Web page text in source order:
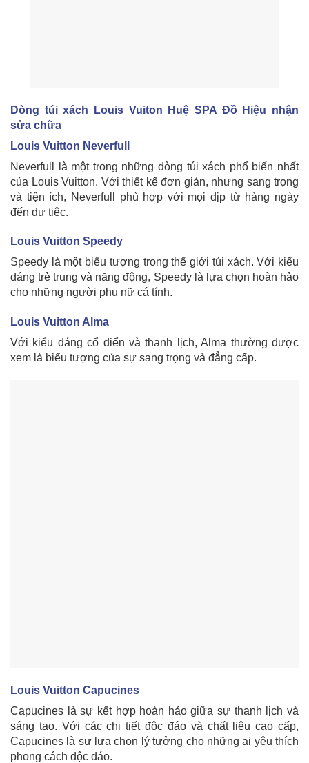
Dòng túi xách Louis Vuiton Huệ SPA Đồ Hiệu nhận
sửa chữa
Louis Vuitton Neverfull
Neverfull là một trong những dòng túi xách phổ biến nhất
của Louis Vuitton. Với thiết kế đơn giản, nhưng sang trọng
và tiện ích, Neverfull phù hợp với mọi dịp từ hàng ngày
đến dự tiệc.
Louis Vuitton Speedy
Speedy là một biểu tượng trong thế giới túi xách. Với kiểu
dáng trẻ trung và năng động, Speedy là lựa chọn hoàn hảo
cho những người phụ nữ cá tính.
Louis Vuitton Alma
Với kiểu dáng cổ điển và thanh lịch, Alma thường được
xem là biểu tượng của sự sang trọng và đẳng cấp.
Louis Vuitton Capucines
Capucines là sự kết hợp hoàn hảo giữa sự thanh lịch và
sáng tạo. Với các chi tiết độc đáo và chất liệu cao cấp,
Capucines là sự lựa chọn lý tưởng cho những ai yêu thích
phong cách độc đáo.